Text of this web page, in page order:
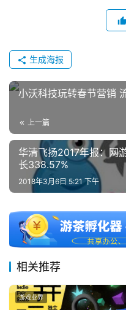
生成海报
小沃科技玩转春节营销
上一篇
华清飞扬2017年报：网
长338.57%
2018年3月6日 5:21 下午
相关推荐
游戏业界